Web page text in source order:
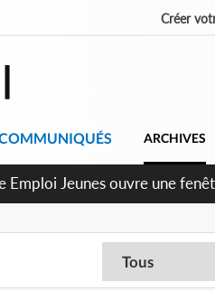
Créer
ARCHIVES
Emploi Jeunes ouvre une